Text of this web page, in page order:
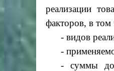
реализации
факторов, в том
- видов
-
- суммы